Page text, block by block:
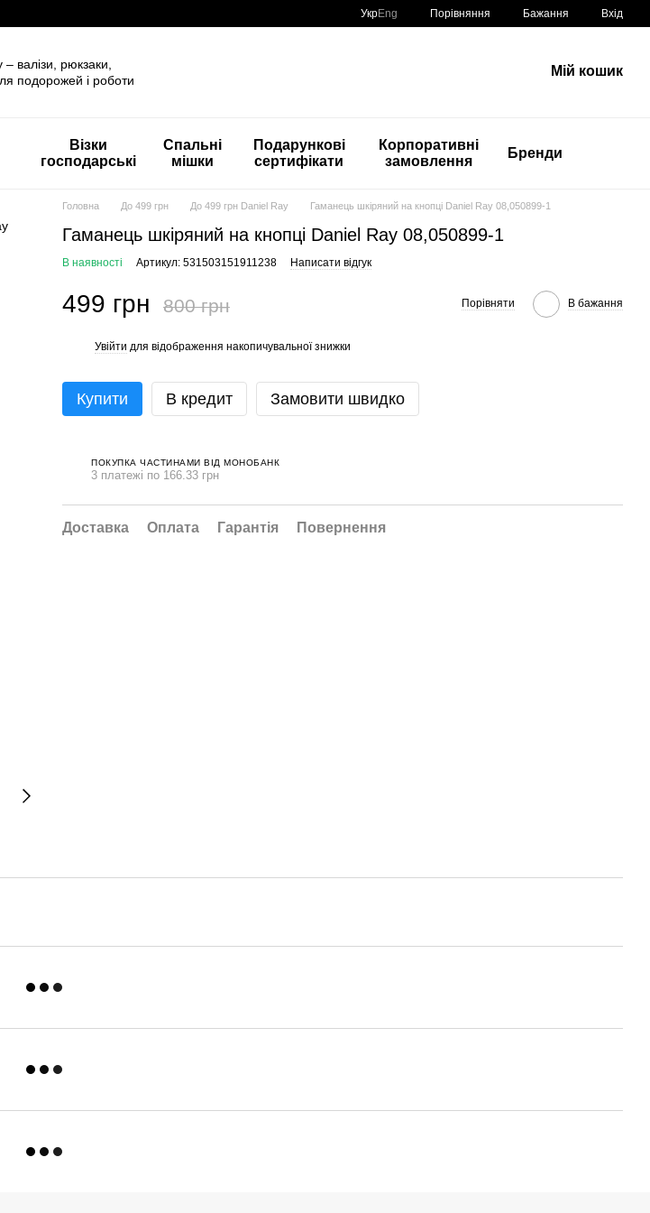
УкрEng Порівняння Бажання Вхід
Мій кошик
Візки
господарські
Спальні
мішки
Подарункові
сертифікати
Корпоративні
замовлення
Бренди
Головна До 499 грн До 499 грн Daniel Ray Гаманець шкіряний на кнопці Daniel Ray 08,050899-1
Гаманець шкіряний на кнопці Daniel Ray 08,050899-1
В наявності Артикул: 531503151911238 Написати відгук
499 грн 800 грн Порівняти В бажання
Увійти для відображення накопичувальної знижки
Купити В кредит Замовити швидко
ПОКУПКА ЧАСТИНАМИ ВІД МОНОБАНК
3 платежі по 166.33 грн
Доставка Оплата Гарантія Повернення